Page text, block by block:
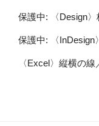
保護中: 〈Design
保護中: 〈InDesign
〈Excel〉縦横の線